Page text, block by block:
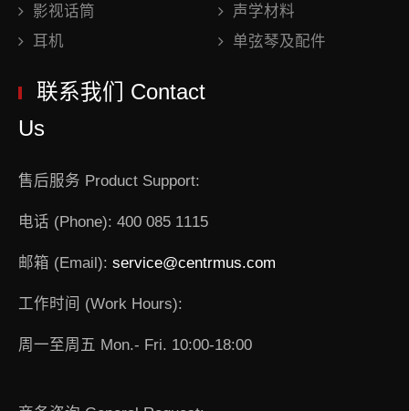
影视话筒
声学材料
耳机
单弦琴及配件
联系我们 Contact
Us
售后服务 Product Support:
电话 (Phone): 400 085 1115
邮箱 (Email): service@centrmus.com
工作时间 (Work Hours):
周一至周五 Mon.- Fri. 10:00-18:00